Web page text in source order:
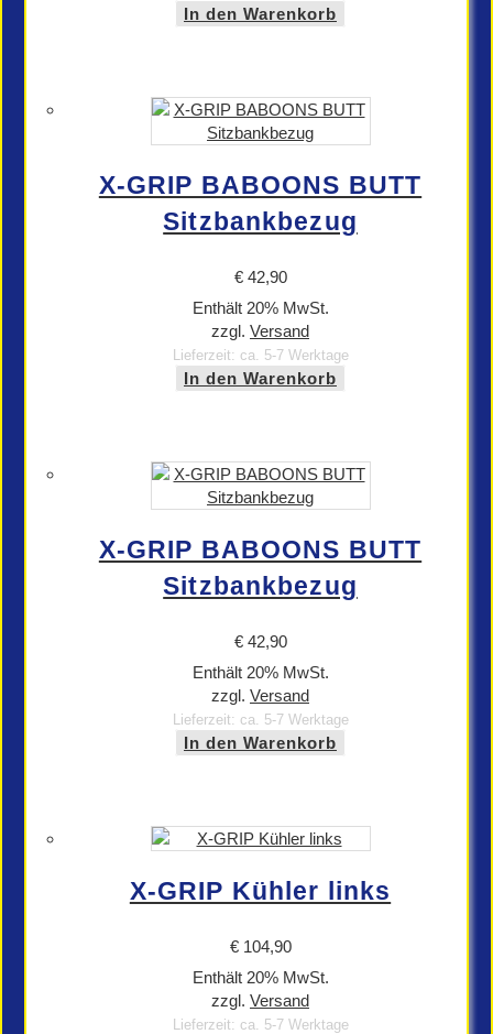
In den Warenkorb
X-GRIP BABOONS BUTT
Sitzbankbezug
€42,90
Enthält 20% MwSt.
zzgl. Versand
Lieferzeit: ca. 5-7 Werktage
In den Warenkorb
X-GRIP BABOONS BUTT
Sitzbankbezug
€42,90
Enthält 20% MwSt.
zzgl. Versand
Lieferzeit: ca. 5-7 Werktage
In den Warenkorb
X-GRIP Kühler links
€104,90
Enthält 20% MwSt.
zzgl. Versand
Lieferzeit: ca. 5-7 Werktage